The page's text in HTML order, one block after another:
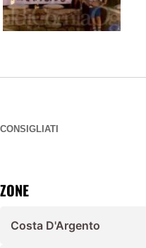
CONSIGLIATI
ZONE
Costa D'Argento